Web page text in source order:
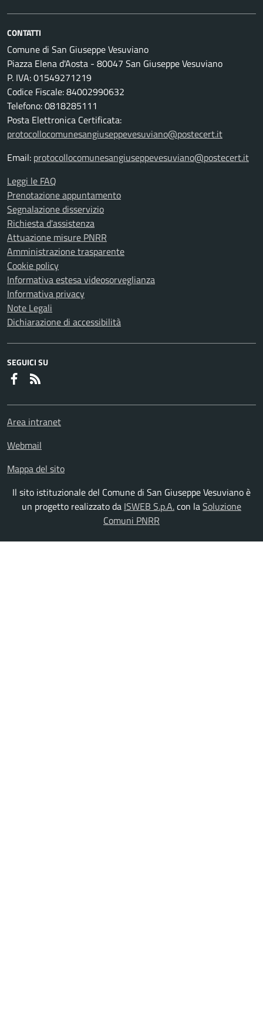
CONTATTI
Comune di San Giuseppe Vesuviano
Piazza Elena d'Aosta - 80047 San Giuseppe Vesuviano
P. IVA: 01549271219
Codice Fiscale: 84002990632
Telefono: 0818285111
Posta Elettronica Certificata:
protocollocomunesangiuseppevesuviano@postecert.it
Email: protocollocomunesangiuseppevesuviano@postecert.it
Leggi le FAQ
Prenotazione appuntamento
Segnalazione disservizio
Richiesta d'assistenza
Attuazione misure PNRR
Amministrazione trasparente
Cookie policy
Informativa estesa videosorveglianza
Informativa privacy
Note Legali
Dichiarazione di accessibilità
SEGUICI SU
Faceboook
Area intranet
Webmail
Mappa del sito
Il sito istituzionale del Comune di San Giuseppe Vesuviano è
un progetto realizzato da ISWEB S.p.A.con laSoluzione
Comuni PNRR